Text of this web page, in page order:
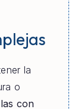
la
o
con